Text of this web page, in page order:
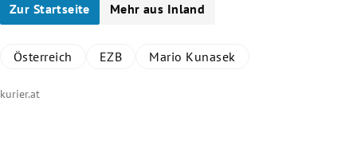
Zur Startseite Mehr aus Inland
Österreich EZB Mario Kunasek
kurier.at